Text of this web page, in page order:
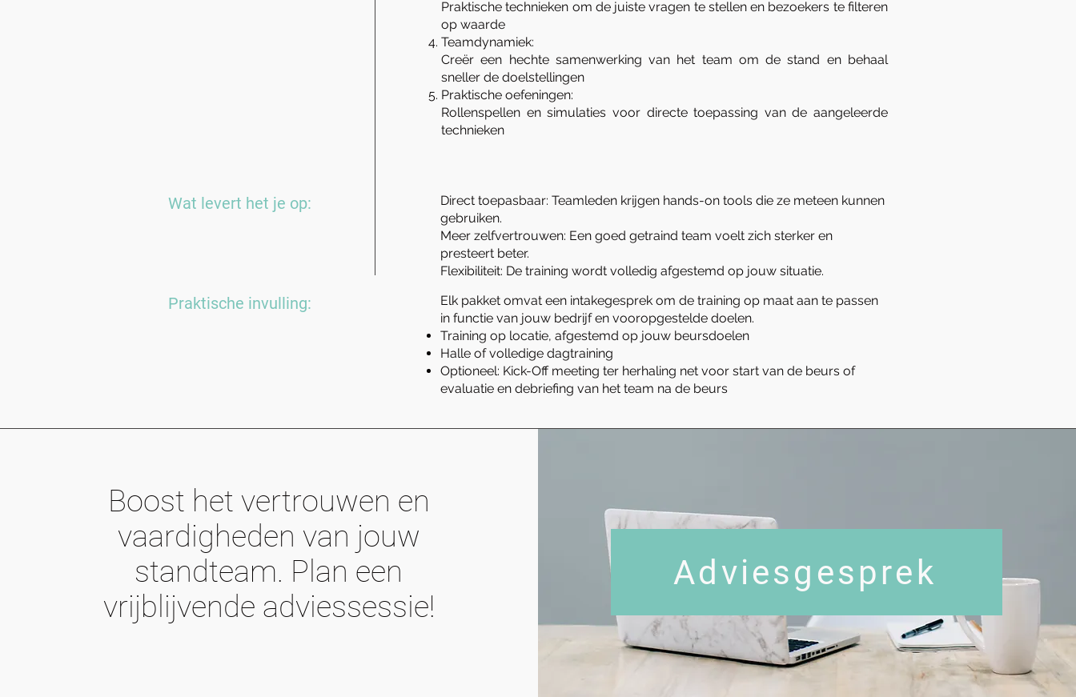
Wat levert het je op:
Praktische technieken om de juiste vragen te stellen en bezoekers te filteren
op waarde
Teamdynamiek:
Creër een hechte samenwerking van het team om de stand en behaal
sneller de doelstellingen
Praktische oefeningen:
Rollenspellen en simulaties voor directe toepassing van de aangeleerde
technieken
Direct toepasbaar: Teamleden krijgen hands-on tools die ze meteen kunnen
gebruiken.
Meer zelfvertrouwen: Een goed getraind team voelt zich sterker en
presteert beter.
Flexibiliteit: De training wordt volledig afgestemd op jouw situatie.
Praktische invulling:
Elk pakket omvat een intakegesprek om de training op maat aan te passen
in functie van jouw bedrijf en vooropgestelde doelen.
Training op locatie, afgestemd op jouw beursdoelen
Halle of volledige dagtraining
Optioneel: Kick-Off meeting ter herhaling net voor start van de beurs of
evaluatie en debriefing van het team na de beurs
Boost het vertrouwen en
vaardigheden van jouw
standteam. Plan een
vrijblijvende adviessessie!
Adviesgesprek